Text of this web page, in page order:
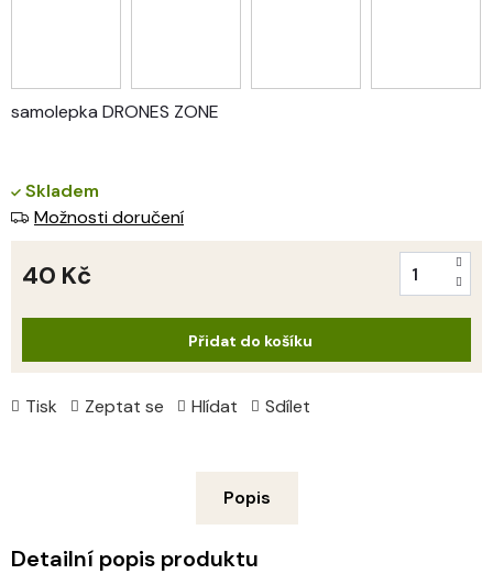
samolepka DRONES ZONE
Tisk Zeptat se Hlídat Sdílet
Skladem
Možnosti doručení
40 Kč
Přidat do košíku
Popis
Detailní popis produktu